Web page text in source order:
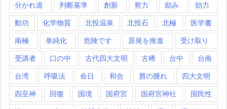
分かれ道 判断基準 創新 努力 励み 効力
動功 化学物質 北投温泉 北投石 北極 医学書
南極 単純化 危険です 原発を推進 受け取り
受講者 口の中 古代四大文明 古稀 台中 台南
台湾 呼吸法 命日 和合 唇の腫れ 四大文明
四至神 回復 国境 国府宮 国府宮神社 国民性